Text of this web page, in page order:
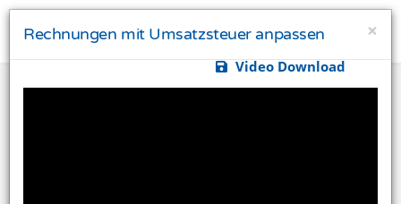
×
Rechnungen mit Umsatzsteuer anpassen
Video Download